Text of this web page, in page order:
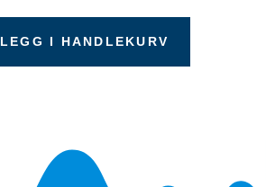
LEGG I HANDLEKURV